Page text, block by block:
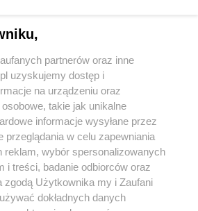
Instagram Youtube
partnerów oraz inne
uzyskujemy dostęp i
na urządzeniu oraz
takie jak unikalne
informacje wysyłane przez
przeglądania w celu zapewniania
reklam, wybór spersonalizowanych
i treści, badanie odbiorców oraz
zgodą Użytkownika my i Zaufani
dokładnych danych